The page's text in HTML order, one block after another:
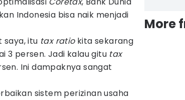
Indonesia bisa naik menjadi
saya, itu tax ratio kita sekarang
3 persen. Jadi kalau gitu tax
Ini dampaknya sangat
sistem perizinan usaha
More